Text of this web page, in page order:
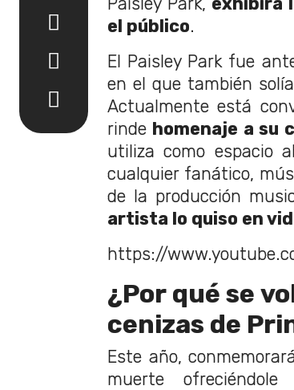
el público.
El Paisley Park fue
en el que también
Actualmente está
rinde homenaje a su
utiliza como espacio
cualquier fanático,
de la producción
artista lo quiso en
https://
¿Por qué se
cenizas de
Este año,
muerte